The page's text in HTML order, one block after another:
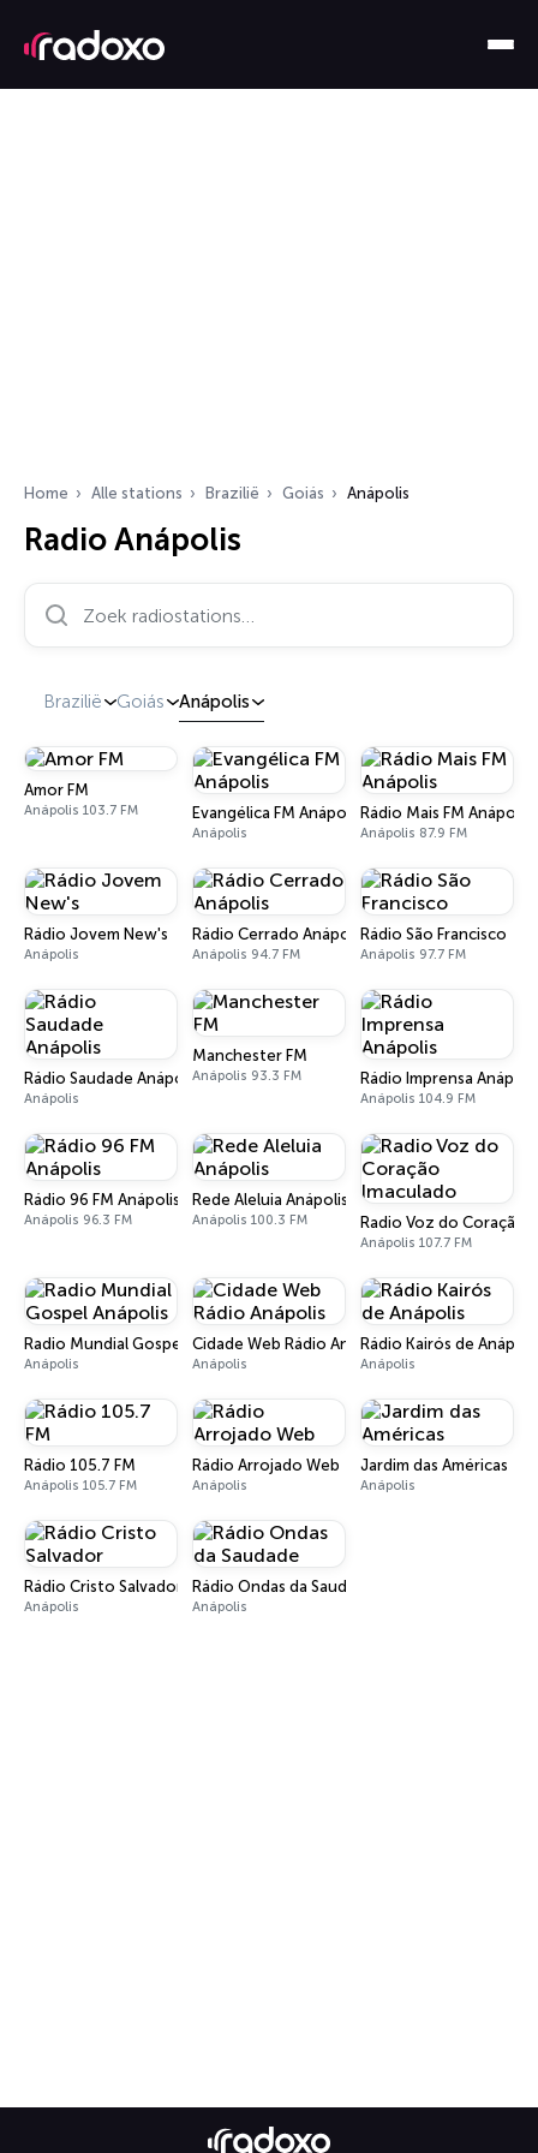
Home Alle stations Brazilië Goiás Anápolis
Radio Anápolis
Zoek radiostations…
Brazilië Goiás Anápolis
Amor FM
Anápolis 103.7 FM Evangélica FM Anápolis
Anápolis
Rádio Mais FM Anápolis
Anápolis 87.9 FM
Rádio Jovem New's
Anápolis
Rádio Cerrado Anápolis
Anápolis 94.7 FM
Rádio São Francisco
Anápolis 97.7 FM
Rádio Saudade Anápolis
Anápolis
Manchester FM
Anápolis 93.3 FM Rádio Imprensa Anápolis
Anápolis 104.9 FM
Rádio 96 FM Anápolis
Anápolis 96.3 FM
Rede Aleluia Anápolis
Anápolis 100.3 FM Radio Voz do Coração
Anápolis 107.7 FM
Radio Mundial Gospel Anápolis
Anápolis
Cidade Web Rádio Anápolis
Anápolis
Rádio Kairós de
Anápolis
Rádio 105.7 FM
Anápolis 105.7 FM
Rádio Arrojado Web
Anápolis
Jardim das Américas
Anápolis
Rádio Cristo Salvador
Anápolis
Rádio Ondas da Saudade
Anápolis